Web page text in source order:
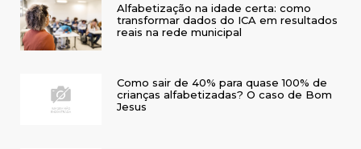
Alfabetização na idade certa: como
transformar dados do ICA em resultados
reais na rede municipal
Como sair de 40% para quase 100% de
crianças alfabetizadas? O caso de Bom
Jesus